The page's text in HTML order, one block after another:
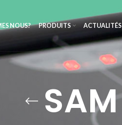
NOUS? PRODUITS ACTUALITÉS
SAM